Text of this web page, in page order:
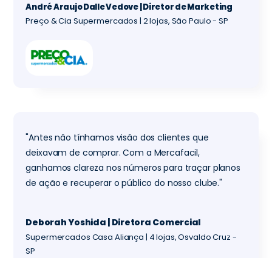
André Araujo Dalle Vedove | Diretor de Marketing
Preço & Cia Supermercados | 2 lojas, São Paulo - SP
"Antes não tínhamos visão dos clientes que
deixavam de comprar. Com a Mercafacil,
ganhamos clareza nos números para traçar planos
de ação e recuperar o público do nosso clube."
Deborah Yoshida | Diretora Comercial
Supermercados Casa Aliança | 4 lojas, Osvaldo Cruz -
SP